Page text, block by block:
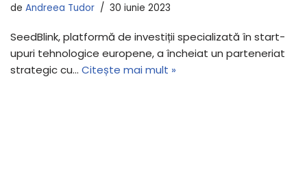
de Andreea Tudor 30 iunie 2023
SeedBlink, platformă de investiții specializată în start-
upuri tehnologice europene, a încheiat un parteneriat
strategic cu… Citește mai mult »